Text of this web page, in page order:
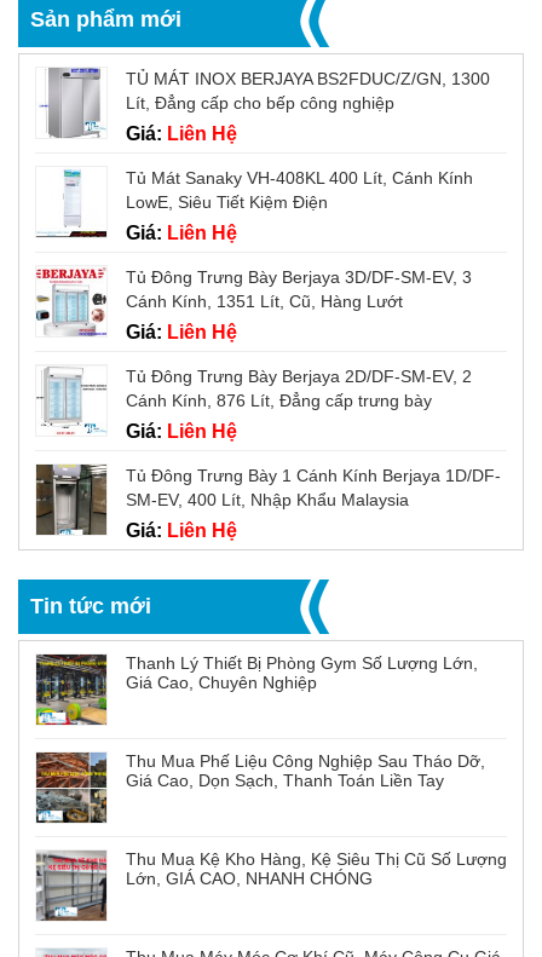
Sản phẩm mới
TỦ MÁT INOX BERJAYA BS2FDUC/Z/GN, 1300
Lít, Đẳng cấp cho bếp công nghiệp
Giá: Liên Hệ
Tủ Mát Sanaky VH-408KL 400 Lít, Cánh Kính
LowE, Siêu Tiết Kiệm Điện
Giá: Liên Hệ
Tủ Đông Trưng Bày Berjaya 3D/DF-SM-EV, 3
Cánh Kính, 1351 Lít, Cũ, Hàng Lướt
Giá: Liên Hệ
Tủ Đông Trưng Bày Berjaya 2D/DF-SM-EV, 2
Cánh Kính, 876 Lít, Đẳng cấp trưng bày
Giá: Liên Hệ
Tủ Đông Trưng Bày 1 Cánh Kính Berjaya 1D/DF-
SM-EV, 400 Lít, Nhập Khẩu Malaysia
Giá: Liên Hệ
Tin tức mới
Thanh Lý Thiết Bị Phòng Gym Số Lượng Lớn,
Giá Cao, Chuyên Nghiệp
Thu Mua Phế Liệu Công Nghiệp Sau Tháo Dỡ,
Giá Cao, Dọn Sạch, Thanh Toán Liền Tay
Thu Mua Kệ Kho Hàng, Kệ Siêu Thị Cũ Số Lượng
Lớn, GIÁ CAO, NHANH CHÓNG